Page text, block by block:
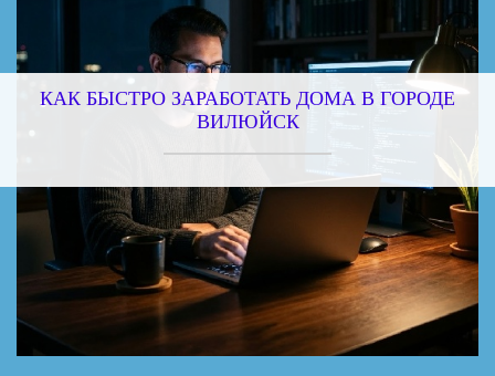
КАК БЫСТРО ЗАРАБОТАТЬ ДОМА В ГОРОДЕ
ВИЛЮЙСК